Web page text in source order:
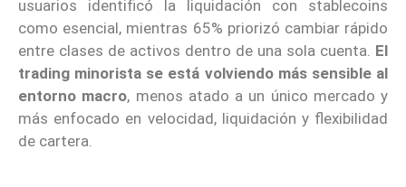
usuarios identificó la liquidación con stablecoins
como esencial, mientras 65% priorizó cambiar rápido
entre clases de activos dentro de una sola cuenta. El
trading minorista se está volviendo más sensible al
entorno macro, menos atado a un único mercado y
más enfocado en velocidad, liquidación y flexibilidad
de cartera.